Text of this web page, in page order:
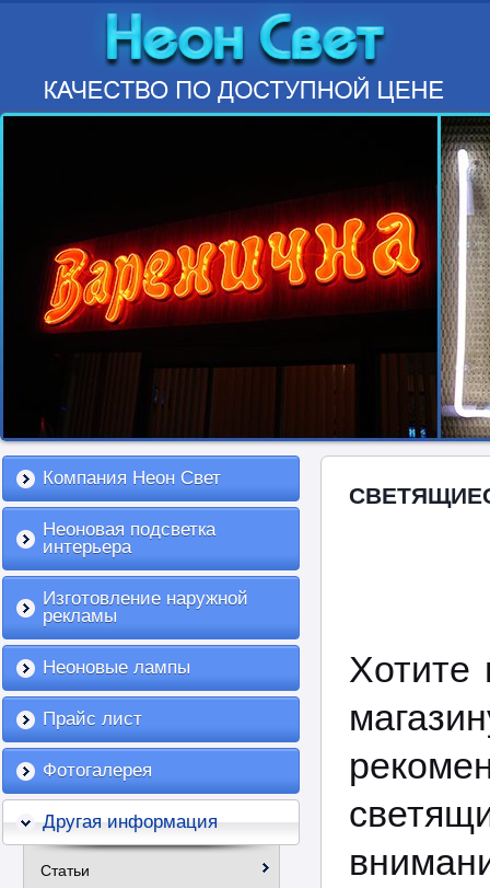
Компания Неон Свет
Неоновая подсветка
интерьера
Изготовление наружной
рекламы
Неоновые лампы
Прайс лист
Фотогалерея
Другая информация
Статьи
Хотите